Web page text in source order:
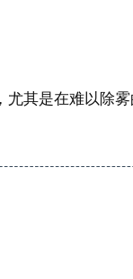
其是在难以除雾